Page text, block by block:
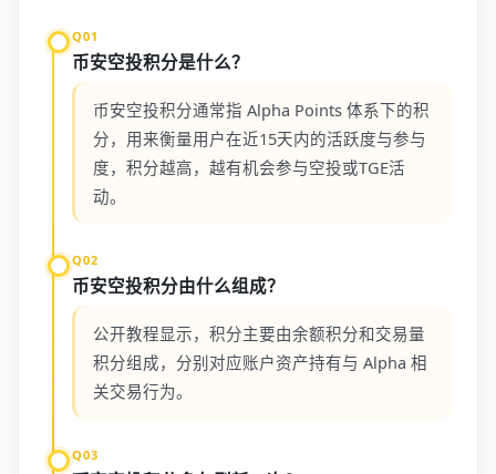
Q01
币安空投积分是什么？
币安空投积分通常指 Alpha Points 体系下的积
分，用来衡量用户在近15天内的活跃度与参与
度，积分越高，越有机会参与空投或TGE活
动。
Q02
币安空投积分由什么组成？
公开教程显示，积分主要由余额积分和交易量
积分组成，分别对应账户资产持有与 Alpha 相
关交易行为。
Q03